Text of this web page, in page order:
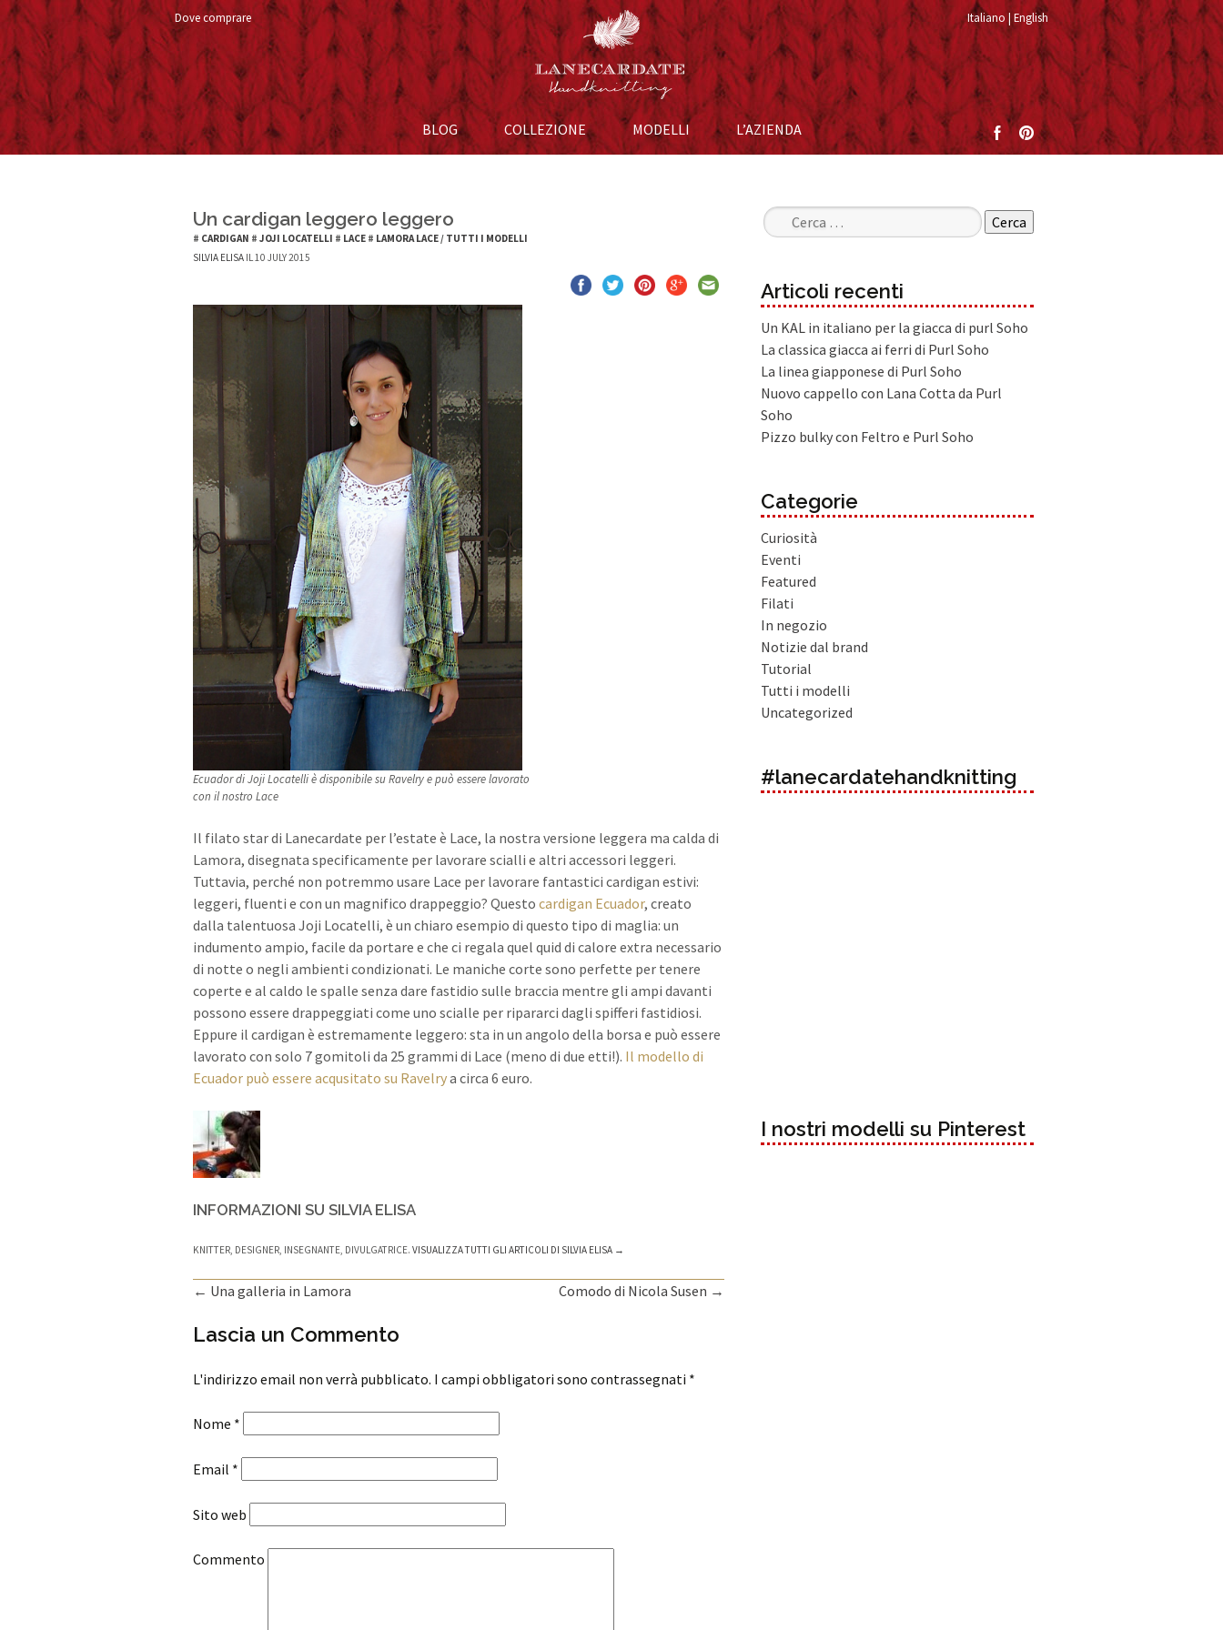
Italiano English
Dove comprare
Vai al contenuto
BLOG COLLEZIONE MODELLI L’AZIENDA
Un cardigan leggero leggero
# CARDIGAN # JOJI LOCATELLI # LACE # LAMORA LACE/ TUTTI I MODELLI
SILVIA ELISA IL 10 JULY 2015
Ecuador di Joji Locatelli è disponibile su Ravelry e può essere lavorato
con il nostro Lace
Il filato star di Lanecardate per l’estate è Lace, la nostra versione leggera ma calda di
Lamora, disegnata specificamente per lavorare scialli e altri accessori leggeri.
Tuttavia, perché non potremmo usare Lace per lavorare fantastici cardigan estivi:
leggeri, fluenti e con un magnifico drappeggio? Questo cardigan Ecuador, creato
dalla talentuosa Joji Locatelli, è un chiaro esempio di questo tipo di maglia: un
indumento ampio, facile da portare e che ci regala quel quid di calore extra necessario
di notte o negli ambienti condizionati. Le maniche corte sono perfette per tenere
coperte e al caldo le spalle senza dare fastidio sulle braccia mentre gli ampi davanti
possono essere drappeggiati come uno scialle per ripararci dagli spifferi fastidiosi.
Eppure il cardigan è estremamente leggero: sta in un angolo della borsa e può essere
lavorato con solo 7 gomitoli da 25 grammi di Lace (meno di due etti!). Il modello di
Ecuador può essere acqusitato su Ravelrya circa 6 euro.
INFORMAZIONI SU SILVIA ELISA
KNITTER, DESIGNER, INSEGNANTE, DIVULGATRICE. VISUALIZZA TUTTI GLI ARTICOLI DI SILVIA ELISA →
Navigazione articolo
← Una galleria in Lamora Comodo di Nicola Susen →
Lascia un Commento
L'indirizzo email non verrà pubblicato. I campi obbligatori sono contrassegnati *
Nome *
Email *
Sito web
Commento
Ricerca per:
Articoli recenti
Un KAL in italiano per la giacca di purl Soho
La classica giacca ai ferri di Purl Soho
La linea giapponese di Purl Soho
Nuovo cappello con Lana Cotta da Purl
Soho
Pizzo bulky con Feltro e Purl Soho
Categorie
Curiosità
Eventi
Featured
Filati
In negozio
Notizie dal brand
Tutorial
Tutti i modelli
Uncategorized
#lanecardatehandknitting
I nostri modelli su Pinterest